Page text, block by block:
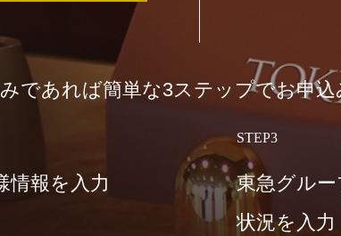
であれば簡単な3ステップでお申
情報を入力
STEP3
東急グル
状況を入力